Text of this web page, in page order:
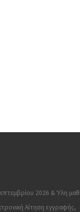
2026 & Ύλη
Αίτηση εγγραφής,